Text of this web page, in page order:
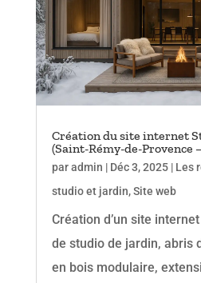
Création du site internet
(Saint-Rémy-de-Provence
paradmin | Déc 3, 2025| Les
studio et jardin,Site web
Création d’un site
de studio de jardin, abris
en bois modulaire,